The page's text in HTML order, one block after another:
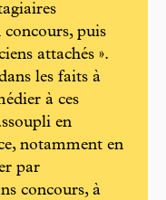
concours, puis
attachés ».
les faits à
à ces
en
notamment en
par
concours, à